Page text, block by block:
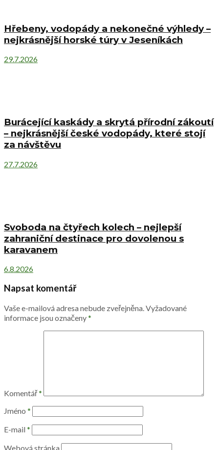
Hřebeny, vodopády a nekonečné výhledy –
nejkrásnější horské túry v Jeseníkách
29.7.2026
Burácející kaskády a skrytá přírodní zákoutí
– nejkrásnější české vodopády, které stojí
za návštěvu
27.7.2026
Svoboda na čtyřech kolech – nejlepší
zahraniční destinace pro dovolenou s
karavanem
6.8.2026
Napsat komentář
Vaše e-mailová adresa nebude zveřejněna. Vyžadované
informace jsou označeny*
Komentář*
Jméno *
E-mail *
Webová stránka